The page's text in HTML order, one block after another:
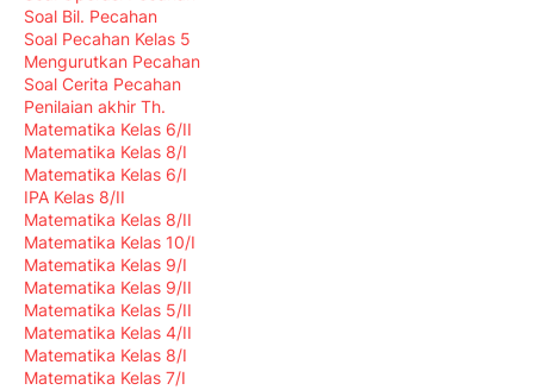
Soal Bil. Pecahan
Soal Pecahan Kelas 5
Mengurutkan Pecahan
Soal Cerita Pecahan
Penilaian akhir Th.
Matematika Kelas 6/II
Matematika Kelas 8/I
Matematika Kelas 6/I
IPA Kelas 8/II
Matematika Kelas 8/II
Matematika Kelas 10/I
Matematika Kelas 9/I
Matematika Kelas 9/II
Matematika Kelas 5/II
Matematika Kelas 4/II
Matematika Kelas 8/I
Matematika Kelas 7/I